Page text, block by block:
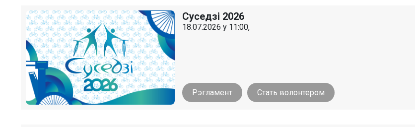
Суседзі 2026
18.07.2026 у 11:00,
Рэгламент Стать волонтером